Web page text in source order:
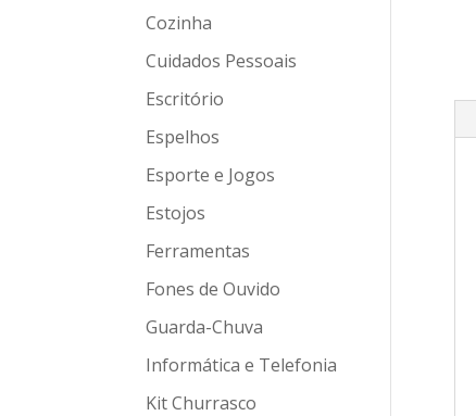
Cozinha
Cuidados Pessoais
Escritório
Espelhos
Esporte e Jogos
Estojos
Ferramentas
Fones de Ouvido
Guarda-Chuva
Informática e Telefonia
Kit Churrasco